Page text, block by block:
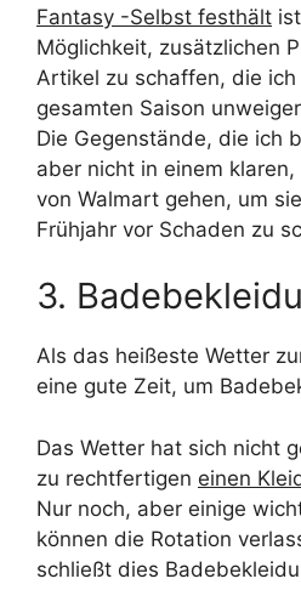
Fantasy -Selbst festhält
Möglichkeit, zusätzlichen
Artikel zu schaffen, die
gesamten Saison
Die Gegenstände, die ich
aber nicht in einem
von Walmart gehen, um
Frühjahr vor Schaden zu
3.
Als das heißeste Wetter
eine gute Zeit, um
Das Wetter hat sich nicht
zu rechtfertigen einen
Nur noch, aber einige
können die Rotation
schließt dies